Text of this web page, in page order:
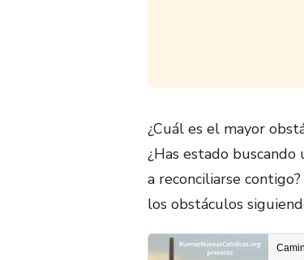
¿Cuál es el mayor
¿Has estado
a reconciliarse
los obstáculos